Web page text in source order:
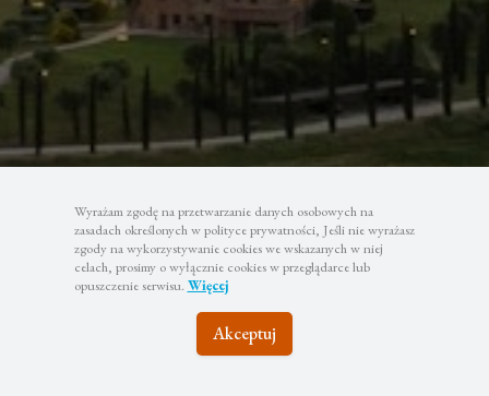
Wyrażam zgodę na przetwarzanie danych osobowych na
zasadach określonych w polityce prywatności, Jeśli nie wyrażasz
zgody na wykorzystywanie cookies we wskazanych w niej
celach, prosimy o wyłącznie cookies w przeglądarce lub
opuszczenie serwisu. Więcej
Akceptuj